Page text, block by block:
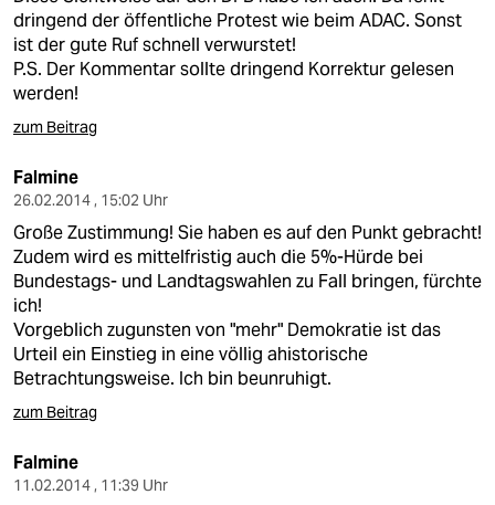
dringend der öffentliche Protest wie beim ADAC. Sonst
ist der gute Ruf schnell verwurstet!
P.S. Der Kommentar sollte dringend Korrektur gelesen
werden!
zum Beitrag
Falmine
26.02.2014 , 15:02 Uhr
Große Zustimmung! Sie haben es auf den Punkt gebracht!
Zudem wird es mittelfristig auch die 5%-Hürde bei
Bundestags- und Landtagswahlen zu Fall bringen, fürchte
ich!
Vorgeblich zugunsten von "mehr" Demokratie ist das
Urteil ein Einstieg in eine völlig ahistorische
Betrachtungsweise. Ich bin beunruhigt.
zum Beitrag
Falmine
11.02.2014 , 11:39 Uhr